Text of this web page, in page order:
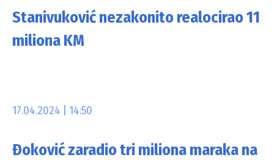
Stanivuković nezakonito realocirao 11
miliona KM
17.04.2024 | 14:50
Đoković zaradio tri miliona maraka na